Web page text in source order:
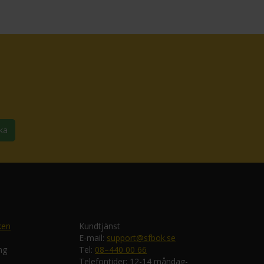
Kundtjänst
E-mail: support@sfbok.se
Tel: 08–440 00 66
Telefontider: 12-14 måndag-